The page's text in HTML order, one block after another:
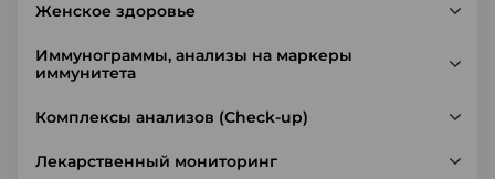
Женское здоровье
Иммунограммы, анализы на маркеры
иммунитета
Комплексы анализов (Check-up)
Лекарственный мониторинг